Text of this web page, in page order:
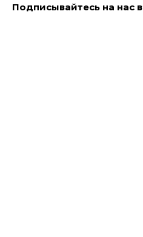
Подписывайтесь на наc в